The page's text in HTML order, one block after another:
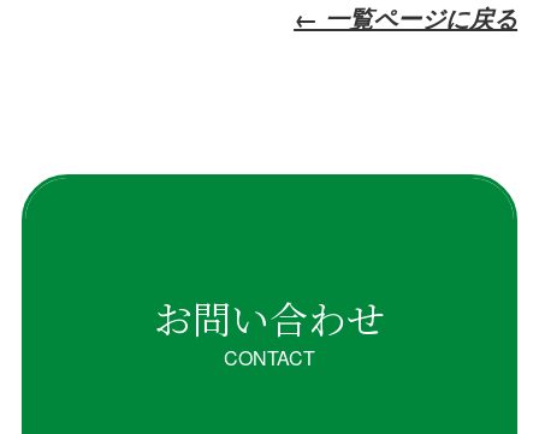
← 一覧ページに戻る
お問い合わせ
CONTACT